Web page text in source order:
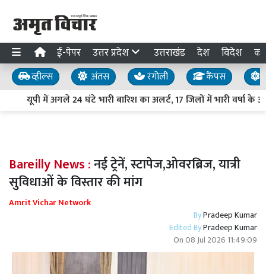
ई-पेपर उत्तर प्रदेश उत्तराखंड देश विदेश
व्हील्स अंतस रंगोली कैंपस
यूपी में अगले 24 घंटे भारी बारिश का अलर्ट, 17 जिलों में भारी वर्षा के
Bareilly News :नई ट्रेनें, स्टापेज,ओवरब्रिज, यात्री
सुविधाओं के विस्तार की मांग
Amrit Vichar Network
ByPradeep Kumar
Edited ByPradeep Kumar
On08 Jul 2026 11:49:09